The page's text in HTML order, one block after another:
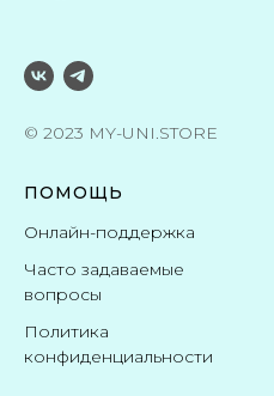
© 2023 MY-UNI.STORE
ПОМОЩЬ
Онлайн-поддержка
Часто задаваемые
вопросы
Политика
конфиденциальности